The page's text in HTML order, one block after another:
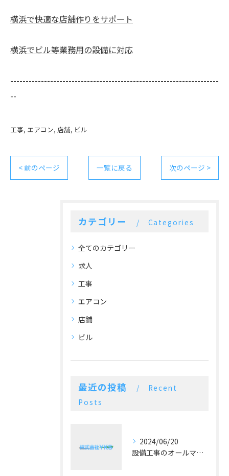
横浜で快適な店舗作りをサポート
横浜でビル等業務用の設備に対応
--------------------------------------------------------------------
--
工事 エアコン 店舗 ビル
< 前のページ 一覧に戻る 次のページ >
カテゴリー Categories
全てのカテゴリー
求人
工事
エアコン
店舗
ビル
最近の投稿
Recent
Posts
2024/06/20
設備工事のオールマイティー！施工実績豊富な空調設備業